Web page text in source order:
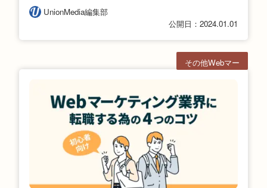
UnionMedia編集部
公開日：2024.01.01
その他Webマー